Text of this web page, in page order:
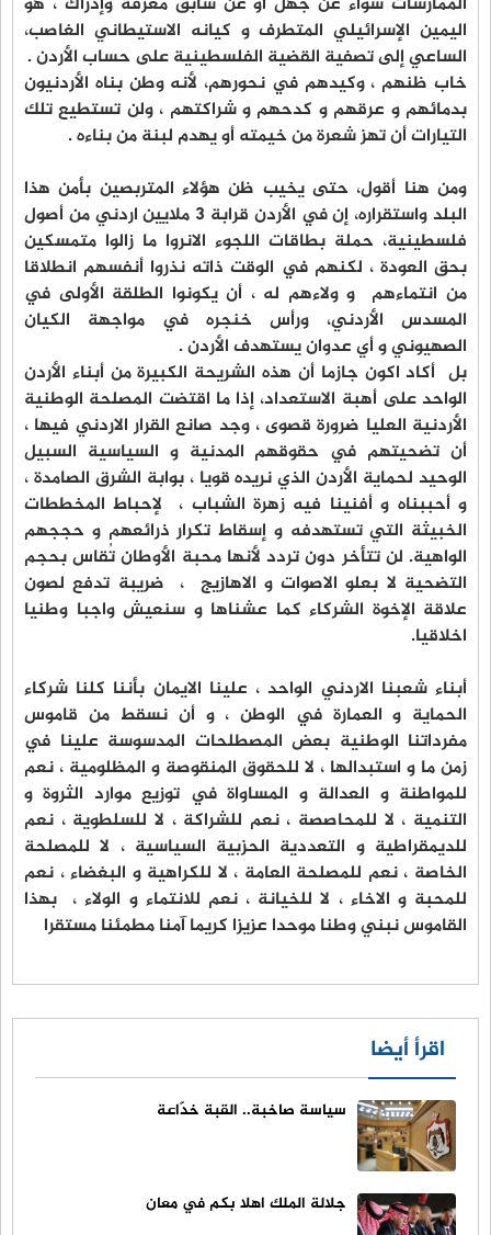
اليمين الإسرائيلي المتطرف و كيانه الاستيطاني الغاصب،
الساعي إلى تصفية القضية الفلسطينية على حساب الأردن .
خاب ظنهم ، وكيدهم في نحورهم، لأنه وطن بناه الأردنيون
بدمائهم و عرقهم و كدحهم و شراكتهم ، ولن تستطيع تلك
التيارات أن تهز شعرة من خيمته أو يهدم لبنة من بناءه .
ومن هنا أقول، حتى يخيب ظن هؤلاء المتربصين بأمن هذا
البلد واستقراره، إن في الأردن قرابة 3 ملايين اردني من أصول
فلسطينية، حملة بطاقات اللجوء الانروا ما زالوا متمسكين
بحق العودة ، لكنهم في الوقت ذاته نذروا أنفسهم انطلاقا
من انتماءهم و ولاءهم له ، أن يكونوا الطلقة الأولى في
المسدس الأردني، ورأس خنجره في مواجهة الكيان
الصهيوني و أي عدوان يستهدف الأردن .
بل أكاد اكون جازما أن هذه الشريحة الكبيرة من أبناء الأردن
الواحد على أهبة الاستعداد، إذا ما اقتضت المصلحة الوطنية
الأردنية العليا ضرورة قصوى ، وجد صانع القرار الاردني فيها ،
أن تضحيتهم في حقوقهم المدنية و السياسية السبيل
الوحيد لحماية الأردن الذي نريده قويا ، بوابة الشرق الصامدة ،
و أحببناه و أفنينا فيه زهرة الشباب ، لإحباط المخططات
الخبيثة التي تستهدفه و إسقاط تكرار ذرائعهم و حججهم
الواهية. لن تتأخر دون تردد لأنها محبة الأوطان تُقاس بحجم
التضحية لا بعلو الاصوات و الاهازيج ، ضريبة تدفع لصون
علاقة الإخوة الشركاء كما عشناها و سنعيش واجبا وطنيا
اخلاقيا.
أبناء شعبنا الاردني الواحد ، علينا الايمان بأننا كلنا شركاء
الحماية و العمارة في الوطن ، و أن نسقط من قاموس
مفرداتنا الوطنية بعض المصطلحات المدسوسة علينا في
زمن ما و استبدالها ، لا للحقوق المنقوصة و المظلومية ، نعم
للمواطنة و العدالة و المساواة في توزيع موارد الثروة و
التنمية ، لا للمحاصصة ، نعم للشراكة ، لا للسلطوية ، نعم
للديمقراطية و التعددية الحزبية السياسية ، لا للمصلحة
الخاصة ، نعم للمصلحة العامة ، لا للكراهية و البغضاء ، نعم
للمحبة و الاخاء ، لا للخيانة ، نعم للانتماء و الولاء ، بهذا
القاموس نبني وطنا موحدا عزيزا كريما آمنا مطمئنا مستقرا
اقرأ أيضا
سياسة صاخبة.. القبة خدّاعة
جلالة الملك اهلا بكم في معان